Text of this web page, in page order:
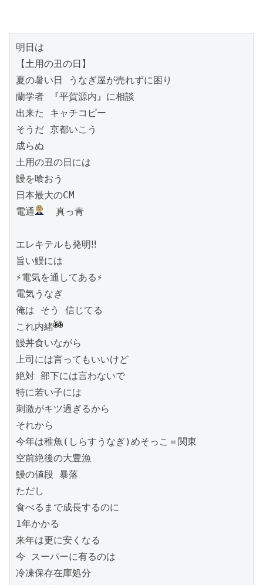
明日は
【土用の丑の日】
夏の暑い日 うなぎ屋が売れずに困り
蘭学者 『平賀源内』に相談
出来た キャチコピー
そうだ 京都いこう
成らぬ
土用の丑の日には
鰻を喰おう
日本最大のCM
電通
真っ青
エレキテルも発明‼️
旨い鰻には
⚡️電気を通してある⚡️
電気うなぎ
俺は そう 信じてる
これ内緒
鰻丼食いながら
上司には言ってもいいけど
絶対 部下には言わないで
特に若い子には
刺激がキツ過ぎるから
それから
今年は稚魚(しらすうなぎ)めそっこ＝関東
空前絶後の大豊漁
鰻の値段 暴落
ただし
食べるまで成長するのに
1年かかる
来年は更に安くなる
今 スーパーに有るのは
冷凍保存在庫処分